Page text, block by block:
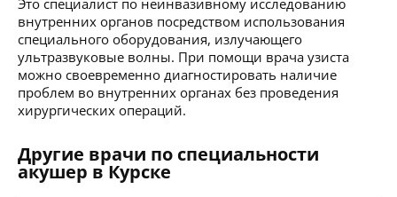
внутренних органов посредством использования
специального оборудования, излучающего
ультразвуковые волны. При помощи врача узиста
можно своевременно диагностировать наличие
проблем во внутренних органах без проведения
хирургических операций.
Другие врачи по специальности
акушер в Курске